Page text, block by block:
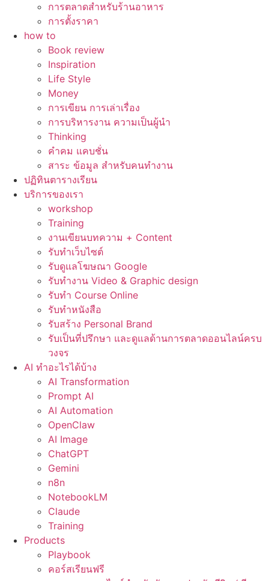
การตลาดสำหรับร้านอาหาร
การตั้งราคา
how to
Book review
Inspiration
Life Style
Money
การเขียน การเล่าเรื่อง
การบริหารงาน ความเป็นผู้นำ
Thinking
คำคม แคบชั่น
สาระ ข้อมูล สำหรับคนทำงาน
ปฏิทินตารางเรียน
บริการของเรา
workshop
Training
งานเขียนบทความ + Content
รับทำเว็บไซต์
รับดูแลโฆษณา Google
รับทำงาน Video & Graphic design
รับทำ Course Online
รับทำหนังสือ
รับสร้าง Personal Brand
รับเป็นที่ปรึกษา และดูแลด้านการตลาดออนไลน์ครบ
วงจร
AI ทำอะไรได้บ้าง
AI Transformation
Prompt AI
AI Automation
OpenClaw
AI Image
ChatGPT
Gemini
n8n
NotebookLM
Claude
Training
Products
Playbook
คอร์สเรียนฟรี